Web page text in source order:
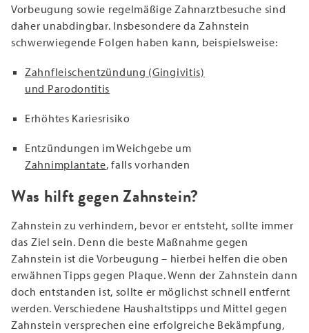
Vorbeugung sowie regelmäßige Zahnarztbesuche sind
daher unabdingbar. Insbesondere da Zahnstein
schwerwiegende Folgen haben kann, beispielsweise:
Zahnfleischentzündung (Gingivitis)
und Parodontitis
Erhöhtes Kariesrisiko
Entzündungen im Weichgebe um
Zahnimplantate, falls vorhanden
Was hilft gegen Zahnstein?
Zahnstein zu verhindern, bevor er entsteht, sollte immer
das Ziel sein. Denn die beste Maßnahme gegen
Zahnstein ist die Vorbeugung – hierbei helfen die oben
erwähnen Tipps gegen Plaque. Wenn der Zahnstein dann
doch entstanden ist, sollte er möglichst schnell entfernt
werden. Verschiedene Haushaltstipps und Mittel gegen
Zahnstein versprechen eine erfolgreiche Bekämpfung,